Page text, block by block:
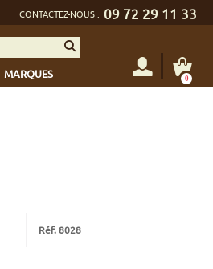
CONTACTEZ-NOUS : 09 72 29 11 33
MARQUES 0
Réf. 8028